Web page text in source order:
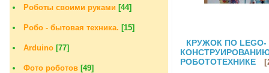
Роботы своими руками [44]
Робо - бытовая техника. [15]
Arduino [77]
Фото роботов [49]
КРУЖОК ПО LEGO-
РОБОТОТЕХНИКЕ